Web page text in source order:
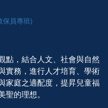
保員專班)
點，結合人文、社會與自然
實務，進行人才培育、學術
家庭之適配度，提昇兒童福
的理想。